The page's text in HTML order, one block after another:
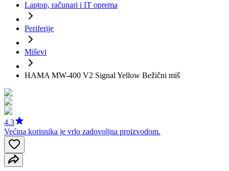
Laptop, računari i IT oprema
Periferije
Miševi
HAMA MW-400 V2 Signal Yellow Bežični miš
4.3
Većina korisnika je vrlo zadovoljna proizvodom.